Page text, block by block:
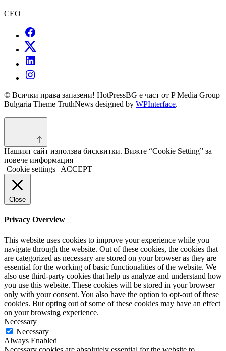
CEO
© Всички права запазени! HotPressBG е част от P Media Group
Bulgaria Theme TruthNews designed by WPInterface.
Нашият сайт използва бисквитки. Вижте “Cookie Setting” за
повече информация
Cookie settings
ACCEPT
Close
Privacy Overview
This website uses cookies to improve your experience while you
navigate through the website. Out of these cookies, the cookies that
are categorized as necessary are stored on your browser as they are
essential for the working of basic functionalities of the website. We
also use third-party cookies that help us analyze and understand how
you use this website. These cookies will be stored in your browser
only with your consent. You also have the option to opt-out of these
cookies. But opting out of some of these cookies may have an effect
on your browsing experience.
Necessary
Necessary
Always Enabled